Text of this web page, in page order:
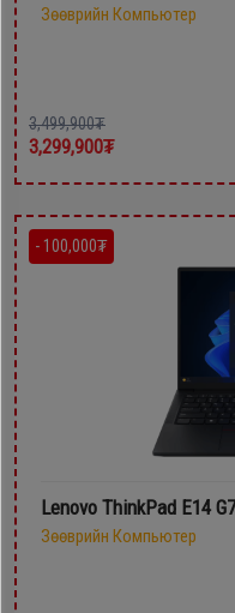
Зөөврийн Компьютер
3,499,900₮
3,299,900₮
- 100,000₮
Lenovo ThinkPad E14
Зөөврийн Компьютер